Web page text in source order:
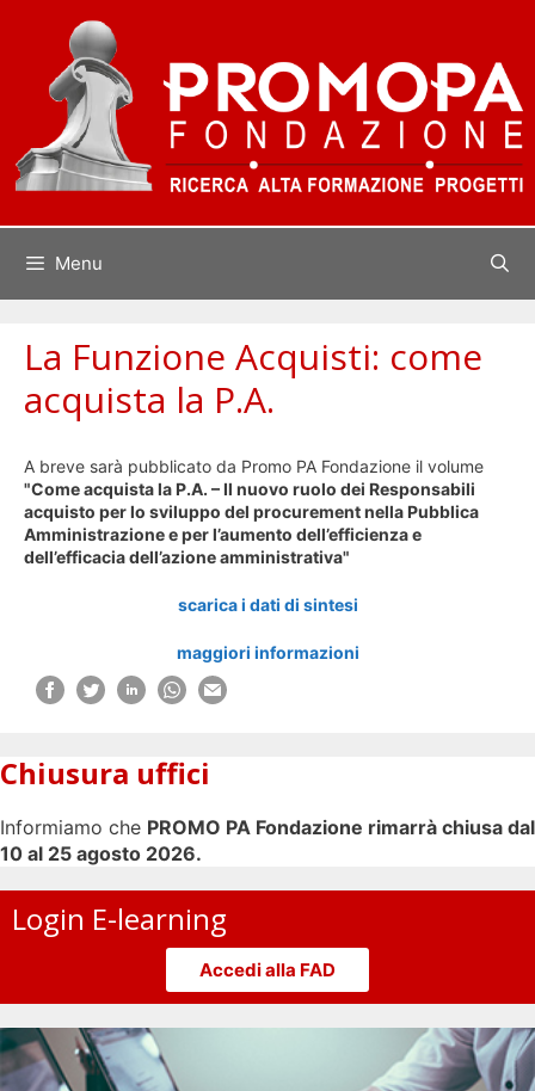
contenuto
Menu
La Funzione Acquisti: come
acquista la P.A.
A breve sarà pubblicato da Promo PA Fondazione il volume
"Come acquista la P.A. – Il nuovo ruolo dei Responsabili
acquisto per lo sviluppo del procurement nella Pubblica
Amministrazione e per l’aumento dell’efficienza e
dell’efficacia dell’azione amministrativa"
scarica i dati di sintesi
maggiori informazioni
Chiusura uffici
Informiamo che PROMO PA Fondazione rimarrà chiusa dal
10 al 25 agosto 2026.
Login E-learning
Accedi alla FAD